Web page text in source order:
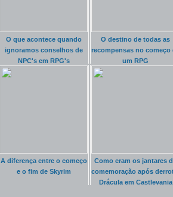
O que acontece quando
ignoramos conselhos de
NPC's em RPG's
O destino de todas as
recompensas no começo
um RPG
A diferença entre o começo
e o fim de Skyrim
Como eram os jantares
comemoração após
Drácula em Castlevania